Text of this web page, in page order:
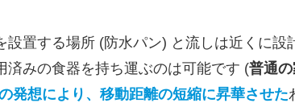
設置する場所 (防水パン) と流しは近くに設
済みの食器を持ち運ぶのは可能です (普通
発想により、移動距離の短縮に昇華させた